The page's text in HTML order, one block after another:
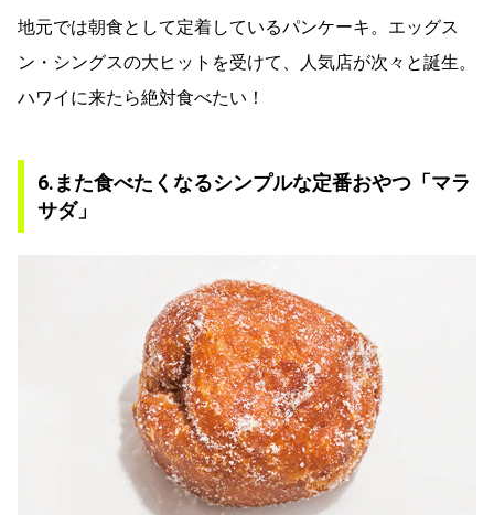
地元では朝食として定着しているパンケーキ。エッグス
ン・シングスの大ヒットを受けて、人気店が次々と誕生。
ハワイに来たら絶対食べたい！
6.また食べたくなるシンプルな定番おやつ「マラ
サダ」